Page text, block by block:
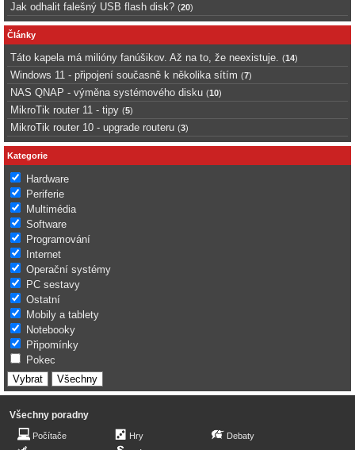
Jak odhalit falešný USB flash disk? (20)
Články
Táto kapela má milióny fanúšikov. Až na to, že neexistuje. (14)
Windows 11 - připojení současně k několika sítím (7)
NAS QNAP - výměna systémového disku (10)
MikroTik router 11 - tipy (5)
MikroTik router 10 - upgrade routeru (3)
Kategorie
Hardware
Periferie
Multimédia
Software
Programování
Internet
Operační systémy
PC sestavy
Ostatní
Mobily a tablety
Notebooky
Připomínky
Pokec
Všechny poradny
Počítače
Hry
Debaty